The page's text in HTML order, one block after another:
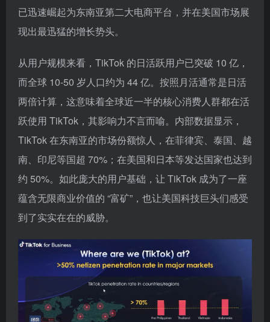
已迅速崛起为东南亚第二大电商平台，并在美国市场展
现出最迅猛的增长势头。
从用户规模来看，TikTok 的日活跃用户已突破 10 亿，
而全球 10-50 岁人口约为 44 亿。按照月活通常是日活
两倍计算，这意味着全球近一半的核心消费人群都在活
跃使用 TikTok，其影响力不言而喻。内部数据显示，
TikTok 在东南亚的市场份额惊人，在菲律宾、泰国、越
南、印尼等国超 70%；在美国和日本等发达国家也达到
约 50%。如此庞大的用户基础，让 TikTok 成为了一座
蕴含无限商业价值的 “富矿”，也让美国科技巨头们感受
到了实实在在的威胁。